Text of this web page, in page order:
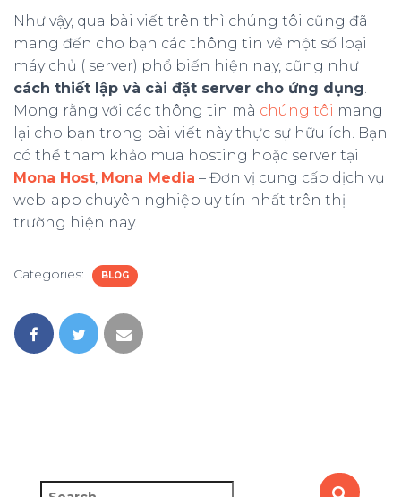
Như vậy, qua bài viết trên thì chúng tôi cũng đã
mang đến cho bạn các thông tin về một số loại
máy chủ ( server) phổ biến hiện nay, cũng như
cách thiết lập và cài đặt server cho ứng dụng.
Mong rằng với các thông tin mà chúng tôi mang
lại cho bạn trong bài viết này thực sự hữu ích. Bạn
có thể tham khảo mua hosting hoặc server tại
Mona Host, Mona Media – Đơn vị cung cấp dịch vụ
web-app chuyên nghiệp uy tín nhất trên thị
trường hiện nay.
Categories: BLOG